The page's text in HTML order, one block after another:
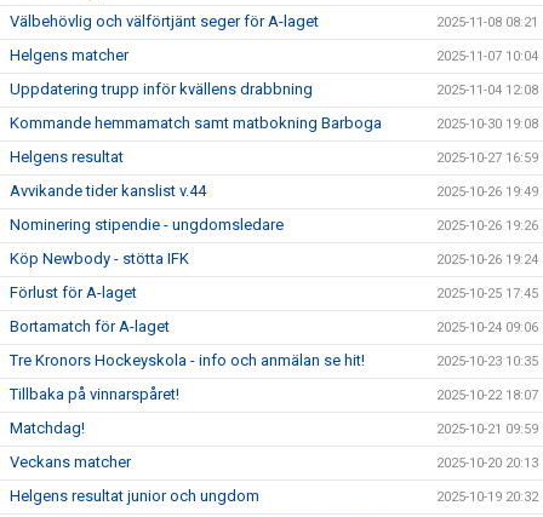
Välbehövlig och välförtjänt seger för A-laget 2025-11-08 08:21
Helgens matcher 2025-11-07 10:04
Uppdatering trupp inför kvällens drabbning 2025-11-04 12:08
Kommande hemmamatch samt matbokning Barboga 2025-10-30 19:08
Helgens resultat 2025-10-27 16:59
Avvikande tider kanslist v.44 2025-10-26 19:49
Nominering stipendie - ungdomsledare 2025-10-26 19:26
Köp Newbody - stötta IFK 2025-10-26 19:24
Förlust för A-laget 2025-10-25 17:45
Bortamatch för A-laget 2025-10-24 09:06
Tre Kronors Hockeyskola - info och anmälan se hit! 2025-10-23 10:35
Tillbaka på vinnarspåret! 2025-10-22 18:07
Matchdag! 2025-10-21 09:59
Veckans matcher 2025-10-20 20:13
Helgens resultat junior och ungdom 2025-10-19 20:32